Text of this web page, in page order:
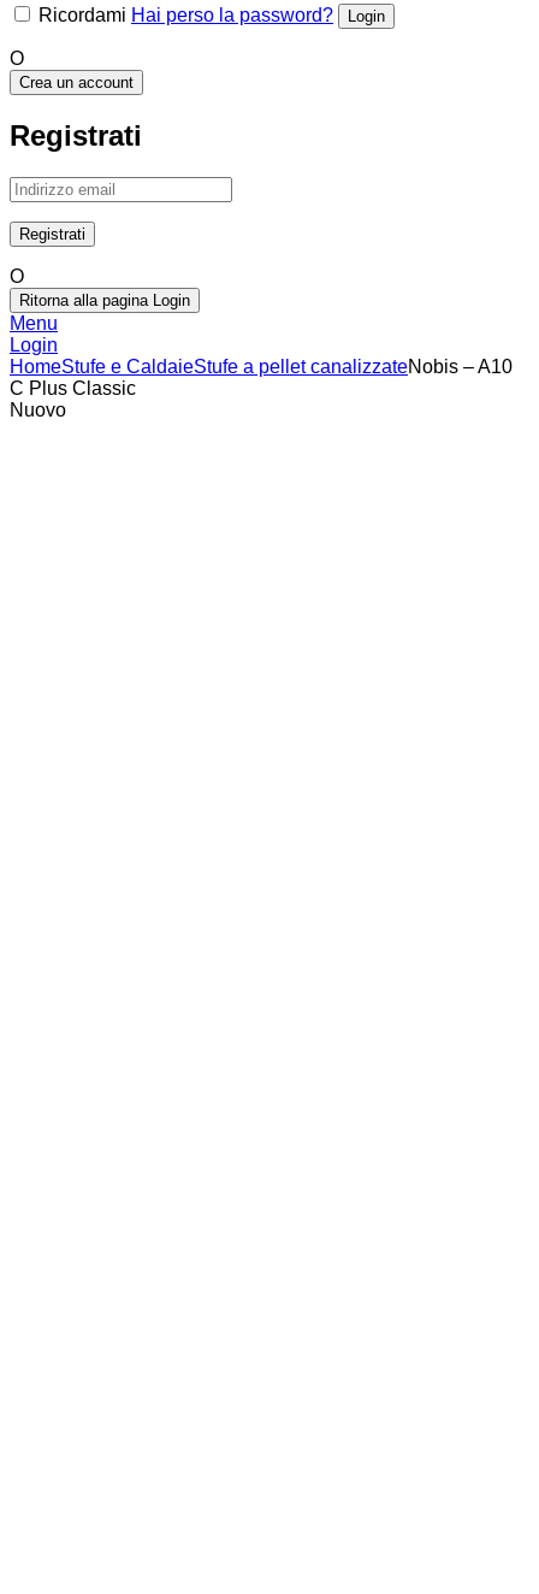
Ricordami Hai perso la password?
O
Crea un account
Registrati
O
Ritorna alla pagina Login
Menu
Login
HomeStufe e CaldaieStufe a pellet canalizzateNobis – A10
C Plus Classic
Nuovo